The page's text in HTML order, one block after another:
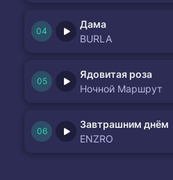
Дама
BURLA
Ядовитая роза
Ночной Маршрут
Завтрашним днём
ENZRO